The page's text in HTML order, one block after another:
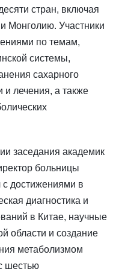
стран, включая
Монголию. Участники
по темам,
системы,
сахарного
и лечения, а также
заседания академик
больницы
достижениями в
диагностика и
в Китае, научные
области и создание
метаболизмом
шестью